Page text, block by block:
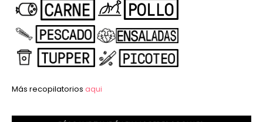
Más recopilatorios aqui